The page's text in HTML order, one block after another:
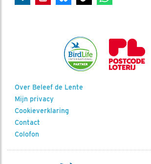
Over Beleef de Lente
Mijn privacy
Cookieverklaring
Contact
Colofon